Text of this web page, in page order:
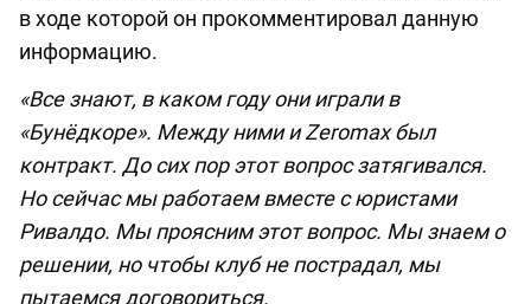
в ходе которой он прокомментировал данную
информацию.
«Все знают, в каком году они играли в
«Бунёдкоре». Между ними и Zeromax был
контракт. До сих пор этот вопрос затягивался.
Но сейчас мы работаем вместе с юристами
Ривалдо. Мы проясним этот вопрос. Мы знаем о
решении, но чтобы клуб не пострадал, мы
пытаемся договориться.